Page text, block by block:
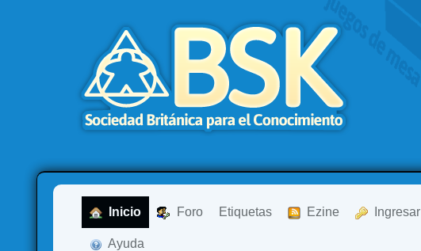
Inicio Foro Etiquetas Ezine Ingresar
Ayuda